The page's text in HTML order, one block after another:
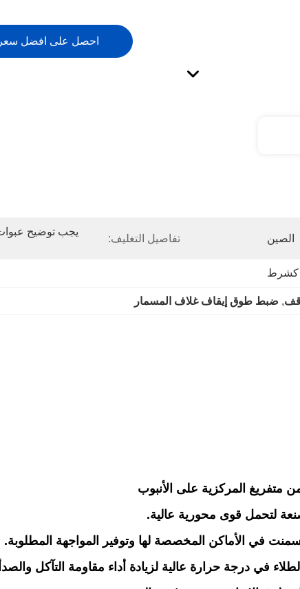
احصل على افضل سعر
الصين تفاصيل التغليف:
كشرط
, ضبط طوق إيقاف غلاف المسمار
متفريغ المركزية على الأنبوب
لتحمل قوى محورية عالية.
في الأماكن المخصصة لها وتوفير المواجهة المطلوبة.
في درجة حرارة عالية لزيادة أداء مقاومة التآكل والصدأ